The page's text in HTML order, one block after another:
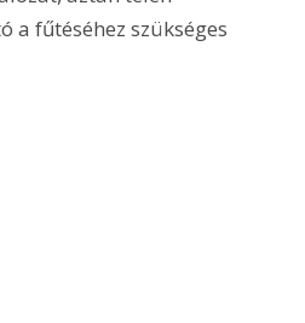
a fűtéséhez szükséges